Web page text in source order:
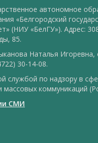
автономное
«Белгородский
(НИУ «БелГУ»). Адрес:
85.
Наталья Игоревна,
30-14-08.
службой по надзору в
коммуникаций
СМИ